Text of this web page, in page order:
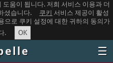
움이 됩니다. 저희 서비스 이용과 더
셨습니다.
쿠키 서비스 제공이 활성
으로 쿠키 설정에 대한 귀하의 동의가
.
OK
☰